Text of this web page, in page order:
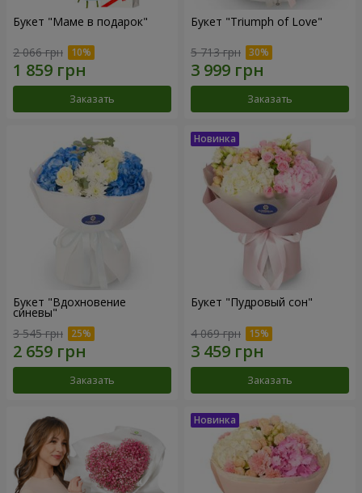
Букет "Маме в подарок"
2 066 грн
Заказать
Букет "Triumph of Love"
5 713 грн
Заказать
Букет "Вдохновение
синевы"
3 545 грн
Заказать
Букет "Пудровый сон"
4 069 грн
Заказать